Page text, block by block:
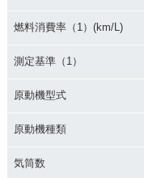
燃料消費率（1）(km/L)
測定基準（1）
原動機型式
原動機種類
気筒数